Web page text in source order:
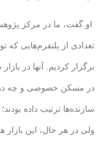
او گفت، ما در مرکز
تعدادی از پلتفرم‌هایی که
برگزار کردیم. آنها در
در مسکن خصوصی و چه در
سازنده‌ها ترتیب داده
ولی در هر حال، این